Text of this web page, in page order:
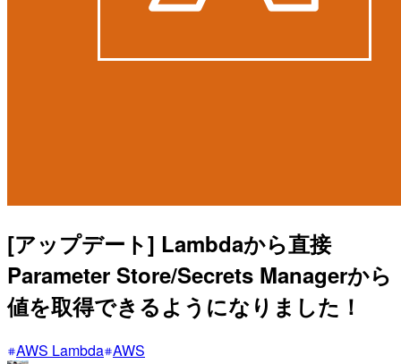
[アップデート] Lambdaから直接
Parameter Store/Secrets Managerから
値を取得できるようになりました！
AWS Lambda AWS